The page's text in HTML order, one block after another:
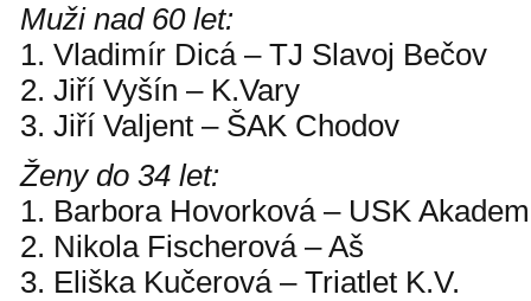
Muži nad 60 let:
1. Vladimír Dicá – TJ Slavoj Bečov
2. Jiří Vyšín – K.Vary
3. Jiří Valjent – ŠAK Chodov
Ženy do 34 let:
1. Barbora Hovorková – USK
2. Nikola Fischerová – Aš
3. Eliška Kučerová – Triatlet K.V.